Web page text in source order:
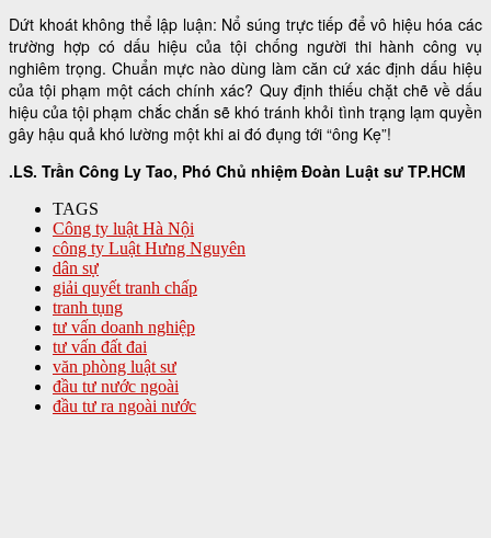
Dứt khoát không thể lập luận: Nổ súng trực tiếp để vô hiệu hóa các
trường hợp có dấu hiệu của tội chống người thi hành công vụ
nghiêm trọng. Chuẩn mực nào dùng làm căn cứ xác định dấu hiệu
của tội phạm một cách chính xác? Quy định thiếu chặt chẽ về dấu
hiệu của tội phạm chắc chắn sẽ khó tránh khỏi tình trạng lạm quyền
gây hậu quả khó lường một khi ai đó đụng tới “ông Kẹ”!
.LS. Trần Công Ly Tao, Phó Chủ nhiệm Đoàn Luật sư TP.HCM
TAGS
Công ty luật Hà Nội
công ty Luật Hưng Nguyên
dân sự
giải quyết tranh chấp
tranh tụng
tư vấn doanh nghiệp
tư vấn đất đai
văn phòng luật sư
đầu tư nước ngoài
đầu tư ra ngoài nước